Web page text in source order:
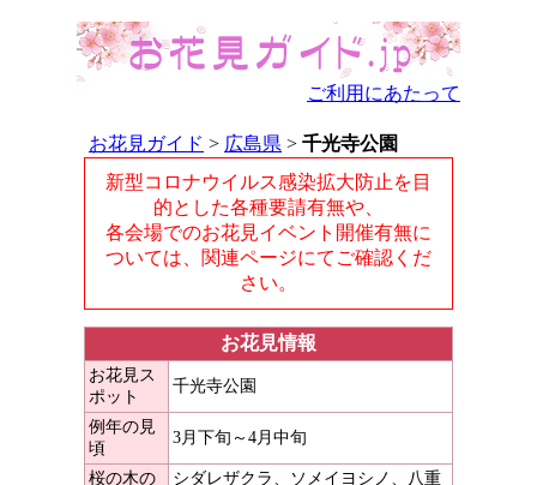
ご利用にあたって
お花見ガイド > 広島県 > 千光寺公園
新型コロナウイルス感染拡大防止を目
的とした各種要請有無や、
各会場でのお花見イベント開催有無に
ついては、関連ページにてご確認くだ
さい。
お花見情報
お花見ス
ポット
千光寺公園
例年の見
頃
3月下旬～4月中旬
桜の木の
シダレザクラ、ソメイヨシノ、八重